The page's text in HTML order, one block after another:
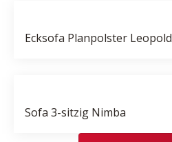
Ecksofa Planpolster Leopold
Sofa 3-sitzig Nimba